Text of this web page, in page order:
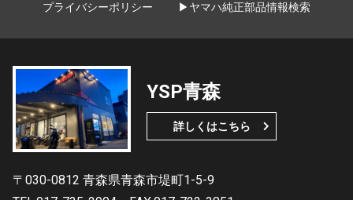
プライバシーポリシー ▶ヤマハ純正部品情報検索
YSP青森
詳しくはこちら
〒030-0812 青森県青森市堤町1-5-9